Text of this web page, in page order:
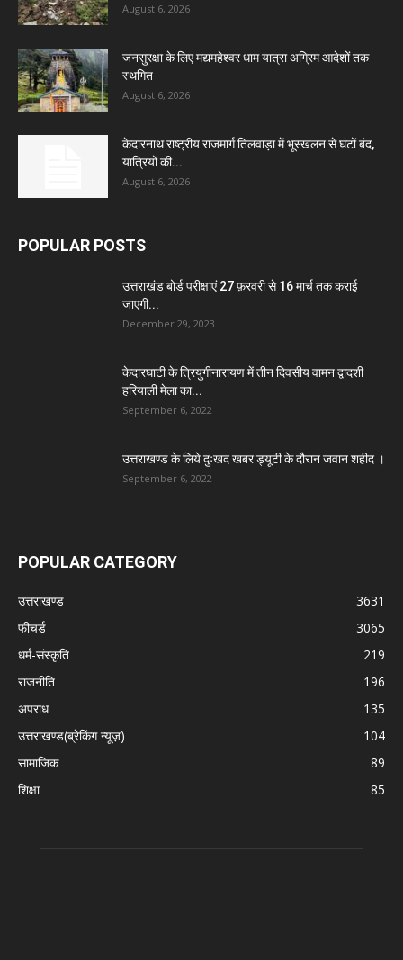
August 6, 2026
जनसुरक्षा के लिए मद्यमहेश्वर धाम यात्रा अग्रिम आदेशों तक
स्थगित
August 6, 2026
केदारनाथ राष्ट्रीय राजमार्ग तिलवाड़ा में भूस्खलन से घंटों बंद,
यात्रियों की...
August 6, 2026
POPULAR POSTS
उत्तराखंड बोर्ड परीक्षाएं 27 फ़रवरी से 16 मार्च तक कराई
जाएगी...
December 29, 2023
केदारघाटी के त्रियुगीनारायण में तीन दिवसीय वामन द्वादशी
हरियाली मेला का...
September 6, 2022
उत्तराखण्ड के लिये दुःखद खबर ड्यूटी के दौरान जवान शहीद ।
September 6, 2022
POPULAR CATEGORY
उत्तराखण्ड
3631
फीचर्ड
3065
धर्म-संस्कृति
219
राजनीति
196
अपराध
135
उत्तराखण्ड(ब्रेकिंग न्यूज़)
104
सामाजिक
89
शिक्षा
85